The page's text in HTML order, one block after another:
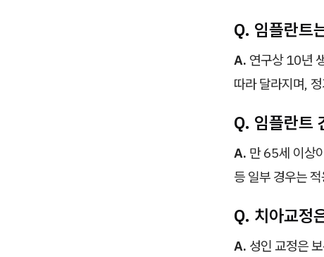
Q. 임플란트
A. 연구상 10년
따라 달라지며,
Q. 임플란트
A. 만 65세 이상
등 일부 경우는
Q. 치아교정
A. 성인 교정은